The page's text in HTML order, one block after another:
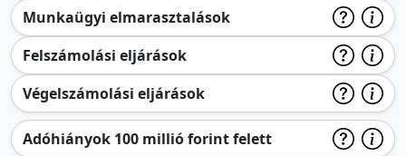
Munkaügyi elmarasztalások
Felszámolási eljárások
Végelszámolási eljárások
Adóhiányok 100 millió forint felett